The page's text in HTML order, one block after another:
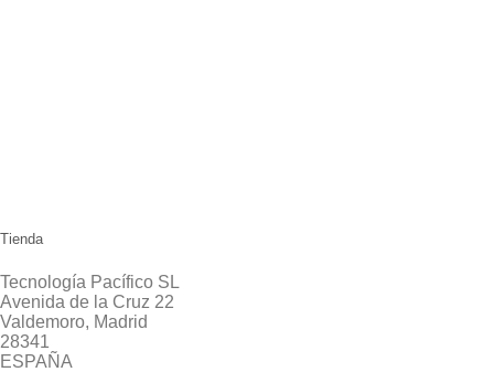
Tienda
Tecnología Pacífico SL
Avenida de la Cruz 22
Valdemoro, Madrid
28341
ESPAÑA